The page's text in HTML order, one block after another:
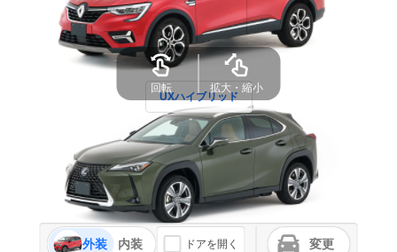
UXハイブリッド
外装 内装 ドアを開く 変更